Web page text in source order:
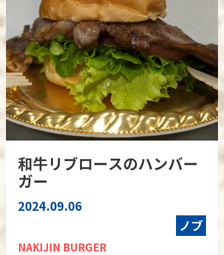
和牛リブロースのハンバー
ガー
2024.09.06
ノブ
NAKIJIN BURGER